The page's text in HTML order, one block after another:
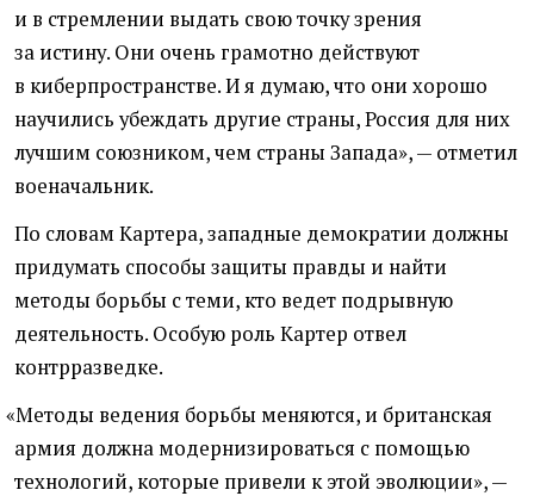
и в стремлении выдать свою точку зрения
за истину. Они очень грамотно действуют
в киберпространстве. И я думаю, что они хорошо
научились убеждать другие страны, Россия для них
лучшим союзником, чем страны Запада», — отметил
военачальник.
По словам Картера, западные демократии должны
придумать способы защиты правды и найти
методы борьбы с теми, кто ведет подрывную
деятельность. Особую роль Картер отвел
контрразведке.
«Методы ведения борьбы меняются, и британская
армия должна модернизироваться с помощью
технологий, которые привели к этой эволюции», —